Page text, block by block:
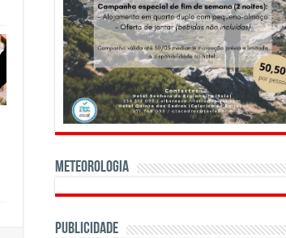
Meteorologia
Publicidade